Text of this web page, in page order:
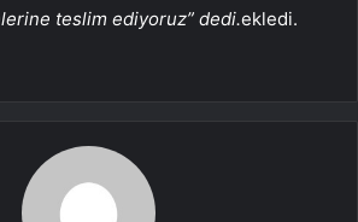
teslim ediyoruz” dedi.ekledi.